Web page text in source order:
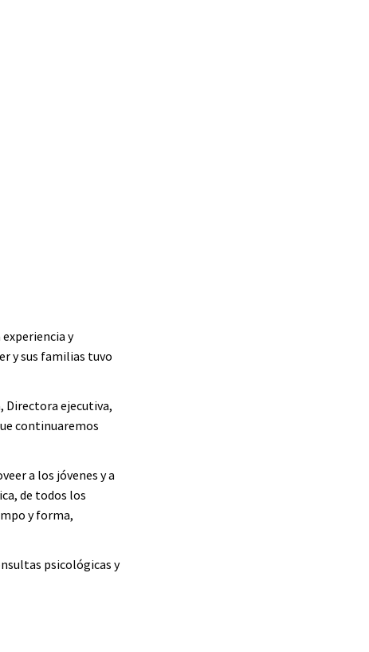
y
y sus familias tuvo
Directora ejecutiva,
continuaremos
a los jóvenes y a
de todos los
y forma,
psicológicas y